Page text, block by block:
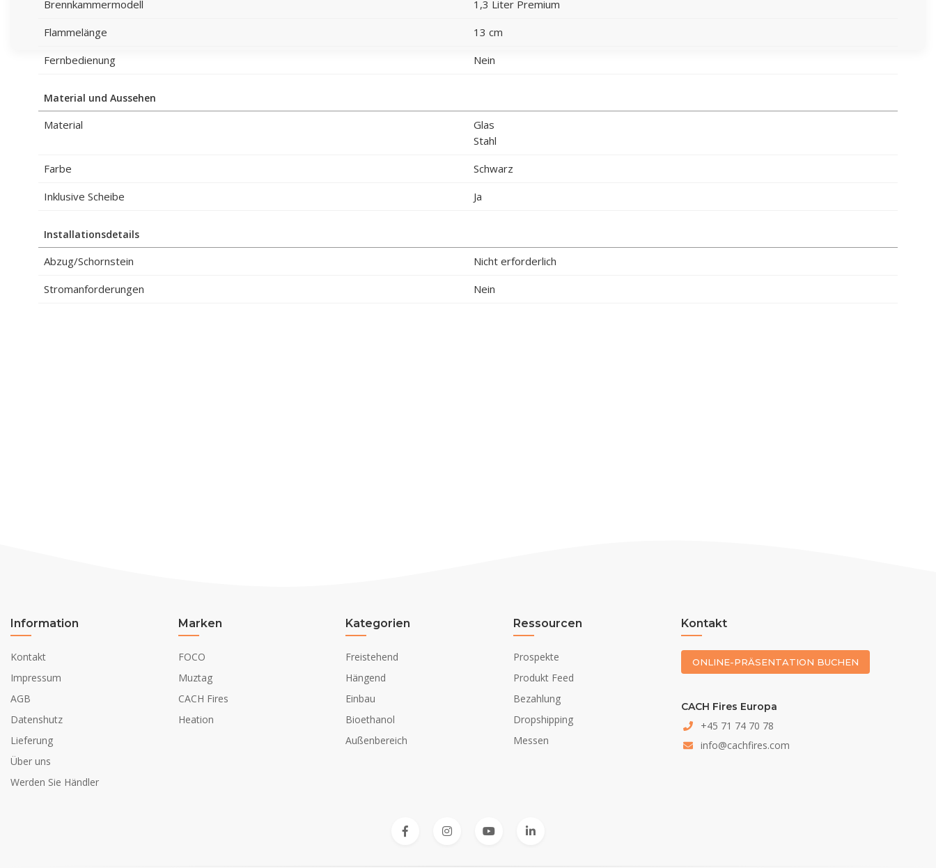
Brennkammermodell
1,3 Liter Premium
Flammelänge
13 cm
Fernbedienung
Nein
Material und Aussehen
Material
Glas
Stahl
Farbe
Schwarz
Inklusive Scheibe
Ja
Installationsdetails
Abzug/Schornstein
Nicht erforderlich
Stromanforderungen
Nein
Information
Kontakt
Impressum
AGB
Datenshutz
Lieferung
Über uns
Werden Sie Händler
Marken
FOCO
Muztag
CACH Fires
Heation
Kategorien
Freistehend
Hängend
Einbau
Bioethanol
Außenbereich
Ressourcen
Prospekte
Produkt Feed
Bezahlung
Dropshipping
Messen
Kontakt
ONLINE-PRÄSENTATION BUCHEN
CACH Fires Europa
+45 71 74 70 78
info@cachfires.com